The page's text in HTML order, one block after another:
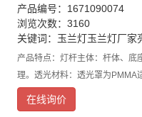
产品编号：1671090074
浏览次数：3160
关键词： 玉兰灯玉兰灯厂家
产品特点：灯杆主体：杆体、底
理。透光材料：透光罩为PMMA
固件：紧固螺栓、螺母为不锈钢
●玉兰灯采用超高导热系数的铝合
在线询价